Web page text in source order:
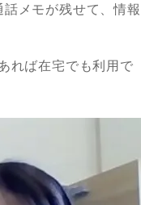
メモが残せて、情報
れば在宅でも利用で